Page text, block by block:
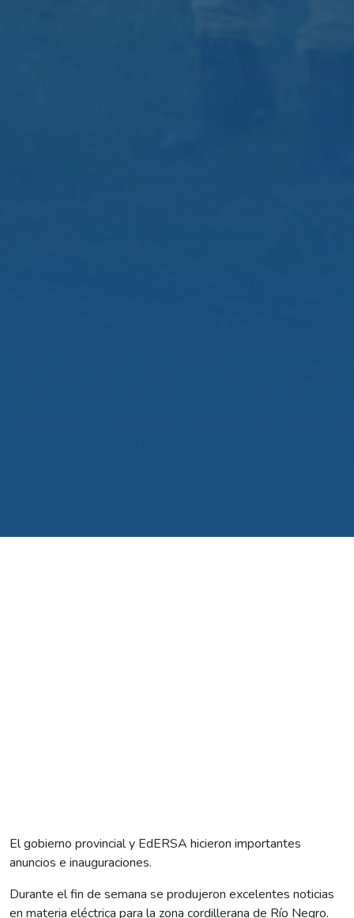
El gobierno provincial y EdERSA hicieron importantes
anuncios e inauguraciones.
Durante el fin de semana se produjeron excelentes noticias
en materia eléctrica para la zona cordillerana de Río Negro.